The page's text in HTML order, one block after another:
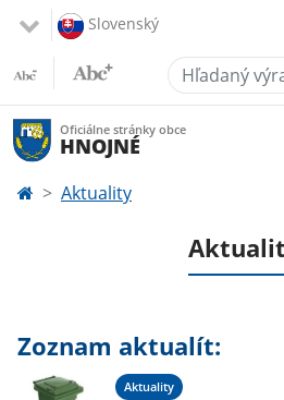
Slovenský
Hľadaný
Oficiálne stránky obce
HNOJNÉ
Aktuality
Zoznam aktualít:
Aktuality